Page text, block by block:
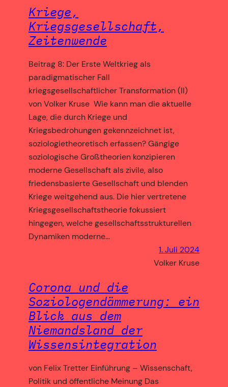
Kriege,
Kriegsgesellschaft,
Zeitenwende
Beitrag 8: Der Erste Weltkrieg als
paradigmatischer Fall
kriegsgesellschaftlicher Transformation (II)
von Volker Kruse Wie kann man die aktuelle
Lage, die durch Kriege und
Kriegsbedrohungen gekennzeichnet ist,
soziologietheoretisch erfassen? Gängige
soziologische Großtheorien konzipieren
moderne Gesellschaft als zivile, also
friedensbasierte Gesellschaft und blenden
Kriege weitgehend aus. Die hier vertretene
Kriegsgesellschaftstheorie fokussiert
hingegen, welche gesellschaftsstrukturellen
Dynamiken moderne…
1. Juli 2024
Volker Kruse
Corona und die
Soziologendämmerung: ein
Blick aus dem
Niemandsland der
Wissensintegration
von Felix Tretter Einführung – Wissenschaft,
Politik und öffentliche Meinung Das